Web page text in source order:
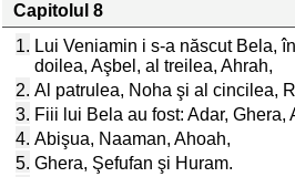
Capitolul 8
1. Lui Veniamin i s-a născut Bela,
doilea, Aşbel, al treilea, Ahrah,
2. Al patrulea, Noha şi al cincilea,
3. Fiii lui Bela au fost: Adar, Ghera,
4. Abişua, Naaman, Ahoah,
5. Ghera, Şefufan şi Huram.